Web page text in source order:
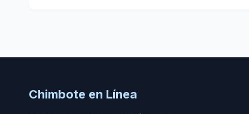
Chimbote en Línea